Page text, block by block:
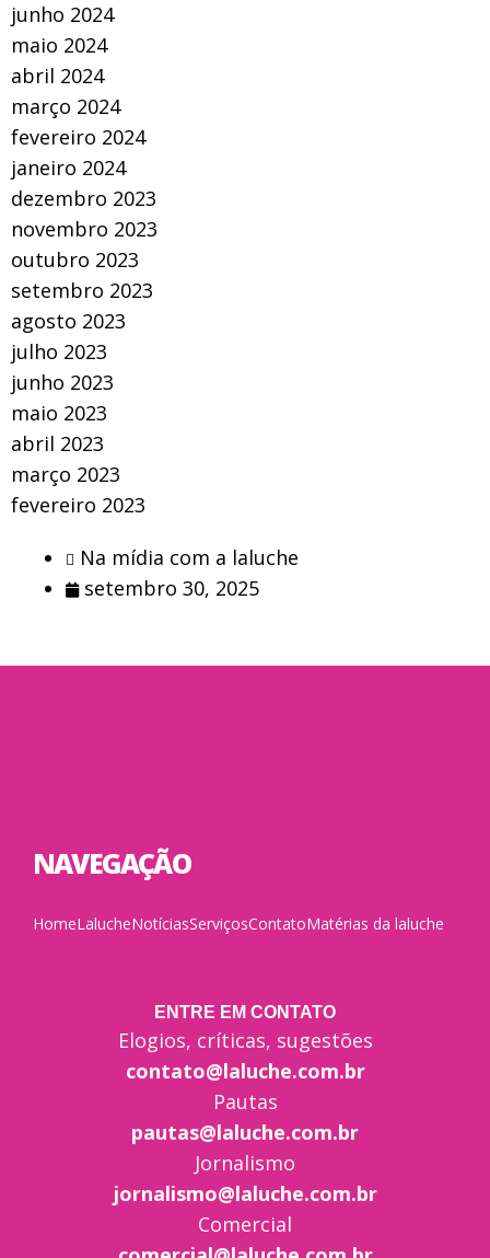
junho 2024
maio 2024
abril 2024
março 2024
fevereiro 2024
janeiro 2024
dezembro 2023
novembro 2023
outubro 2023
setembro 2023
agosto 2023
julho 2023
junho 2023
maio 2023
abril 2023
março 2023
fevereiro 2023
Na mídia com a laluche
setembro 30, 2025
NAVEGAÇÃO
HomeLalucheNotíciasServiçosContatoMatérias da laluche
ENTRE EM CONTATO
Elogios, críticas, sugestões
contato@laluche.com.br
Pautas
pautas@laluche.com.br
Jornalismo
jornalismo@laluche.com.br
Comercial